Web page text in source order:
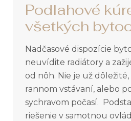
Podlahové
všetkých
Nadčasové dispozície
neuvídite radiátory a
od nôh. Nie je už
rannom vstávaní, alebo
sychravom počasí.
riešenie v samotnou